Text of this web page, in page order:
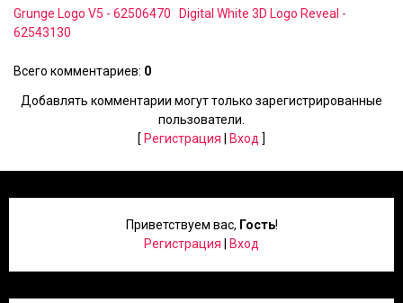
Grunge Logo V5 - 62506470
Digital White 3D Logo Reveal -
62543130
Всего комментариев: 0
Добавлять комментарии могут только зарегистрированные
пользователи.
[ Регистрация Вход ]
Приветствуем вас, Гость!
Регистрация
Вход